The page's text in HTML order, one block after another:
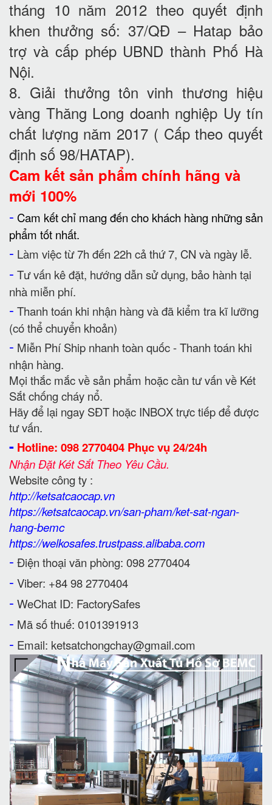
tháng 10 năm 2012 theo quyết định
khen thưởng số: 37/QĐ – Hatap bảo
trợ và cấp phép UBND thành Phố Hà
Nội.
8. Giải thưởng tôn vinh thương hiệu
vàng Thăng Long doanh nghiệp Uy tín
chất lượng năm 2017 ( Cấp theo quyết
định số 98/HATAP).
Cam kết sản phẩm chính hãng và
mới 100%
- Cam kết chỉ mang đến cho khách hàng những sản
phẩm tốt nhất.
- Làm việc từ 7h đến 22h cả thứ 7, CN và ngày lễ.
- Tư vấn kê đặt, hướng dẫn sử dụng, bảo hành tại
nhà miễn phí.
- Thanh toán khi nhận hàng và đã kiểm tra kĩ lưỡng
(có thể chuyển khoản)
- Miễn Phí Ship nhanh toàn quốc - Thanh toán khi
nhận hàng.
Mọi thắc mắc về sản phẩm hoặc cần tư vấn về Két
Sắt chống cháy nổ.
Hãy để lại ngay SĐT hoặc INBOX trực tiếp để được
tư vấn.
- Hotline: 098 2770404 Phục vụ 24/24h
Nhận Đặt Két Sắt Theo Yêu Cầu.
Website công ty :
http://ketsatcaocap.vn
https://ketsatcaocap.vn/san-pham/ket-sat-ngan-
hang-bemc
https://welkosafes.trustpass.alibaba.com
- Điện thoại văn phòng: 098 2770404
- Viber: +84 98 2770404
- WeChat ID: FactorySafes
- Mã số thuế: 0101391913
- Email: ketsatchongchay@gmail.com